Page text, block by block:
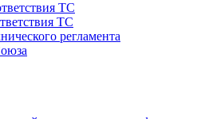
ТС
ТС
регламента